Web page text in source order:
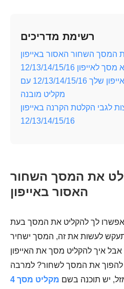
רשימת מדריכים
חלק 3: הקלט את האייפון שלך 12/13/14/15/16 עם
מקליט מובנה
לגבי הקלטת הקרנה באייפון
12/13/14/15/16
הקלט את המסך השחור
האסור באייפון
לך להקליט את המסך בעת
לעשות את זה, המסך ישחיר
איך להקליט מסך את האייפון
14/15/16 מבלי להפוך את המסך לשחור? למרבה
יש תוכנה בשם